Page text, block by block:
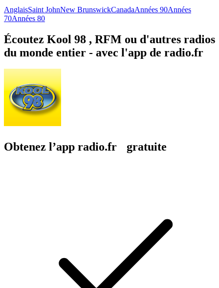
AnglaisSaint JohnNew BrunswickCanadaAnnées 90Années
70Années 80
Écoutez Kool 98 , RFM ou d'autres radios
du monde entier - avec l'app de radio.fr
Obtenez l’app radio.fr gratuite